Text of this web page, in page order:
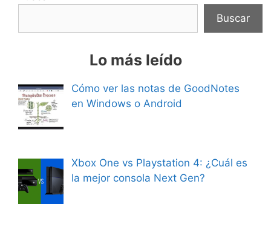
Buscar
Lo más leído
Cómo ver las notas de GoodNotes
en Windows o Android
Xbox One vs Playstation 4: ¿Cuál es
la mejor consola Next Gen?